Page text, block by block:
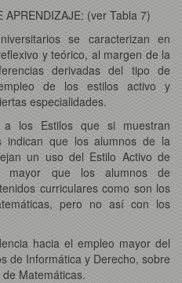
APRENDIZAJE: (ver Tabla 7)
se caracterizan en
y teórico, al margen de la
derivadas del tipo de
de los estilos activo y
especialidades.
a los Estilos que si muestran
indican que los alumnos de la
un uso del Estilo Activo de
mayor que los alumnos de
curriculares como son los
pero no así con los
hacia el empleo mayor del
de Informática y Derecho, sobre
Matemáticas.